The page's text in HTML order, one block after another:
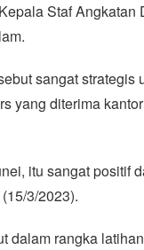
Staf Angkatan
sangat strategis
yang diterima
itu sangat positif
3/2023).
dalam rangka